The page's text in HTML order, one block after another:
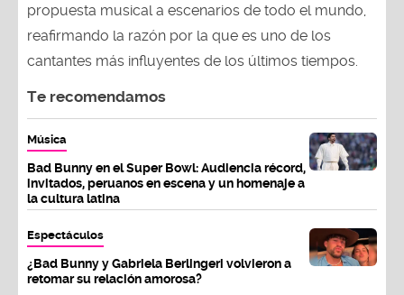
propuesta musical a escenarios de todo el mundo,
reafirmando la razón por la que es uno de los
cantantes más influyentes de los últimos tiempos.
Te recomendamos
Música
Bad Bunny en el Super Bowl: Audiencia récord,
invitados, peruanos en escena y un homenaje a
la cultura latina
Espectáculos
¿Bad Bunny y Gabriela Berlingeri volvieron a
retomar su relación amorosa?